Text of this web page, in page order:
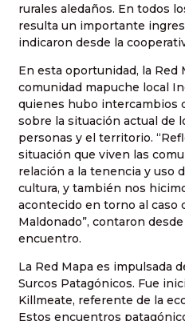
rurales aledaños. En todos
resulta un importante
indicaron desde la
En esta oportunidad, la Red
comunidad mapuche local
quienes hubo intercambios
sobre la situación actual de
personas y el territorio.
situación que viven las
relación a la tenencia y uso
cultura, y también nos
acontecido en torno al caso
Maldonado”, contaron
encuentro.
La Red Mapa es impulsada
Surcos Patagónicos. Fue
Killmeate, referente de la
Estos encuentros